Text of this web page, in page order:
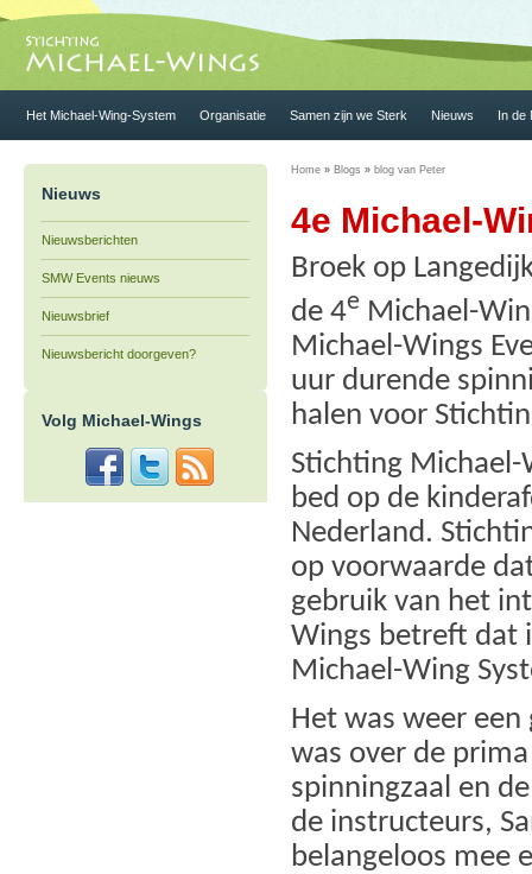
Het Michael-Wing-System Organisatie Samen zijn we Sterk Nieuws In de
Nieuws
Nieuwsberichten
SMW Events nieuws
Nieuwsbrief
Nieuwsbericht doorgeven?
Volg Michael-Wings
Home » Blogs » blog van Peter
4e Michael-
Broek op
de 4e Michael-
Michael-Wings
uur durende
halen voor
Stichting
bed op de
Nederland.
op voorwaarde
gebruik van het
Wings betreft dat
Michael-Wing
Het was weer
was over de
spinningzaal en
de instructeurs,
belangeloos mee